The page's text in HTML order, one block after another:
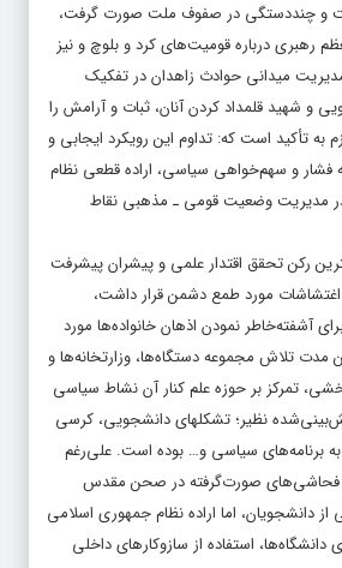
و چنددستگی در صفوف ملت صورت گرفت،
رهبری درباره قومیت‌های کرد و بلوچ و نیز
مدیریت میدانی حوادث زاهدان در تفکیک
و شهید قلمداد کردن آنان، ثبات و آرامش را
تأکید است که: تداوم این رویکرد ایجابی و
فشار و سهم‌خواهی سیاسی، اراده قطعی نظام
مدیریت وضعیت قومی ـ مذهبی نقاط
رکن تحقق اقتدار علمی و پیشران پیشرفت
اغتشاشات مورد طمع دشمن قرار داشت،
آشفته‌­خاطر نمودن اذهان خانواده‌­ها مورد
تلاش مجموعه دستگاه‌­ها، وزارتخانه­‌ها و
تمرکز بر حوزه علم کنار آن نشاط سیاسی
نظیر؛ تشکل­های دانشجویی، کرسی­‌
برنامه‌­های سیاسی و… بوده است. علی‌رغم
فحاشی­‌های صورت‌گرفته در صحن مقدس
دانشجویان، اما اراده نظام جمهوری اسلامی
دانشگاه­‌ها، استفاده از سازوکارهای داخلی